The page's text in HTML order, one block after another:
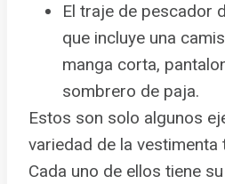
El traje de pescador
que incluye una
manga corta,
sombrero de paja.
Estos son solo algunos
variedad de la vestimenta
Cada uno de ellos tiene